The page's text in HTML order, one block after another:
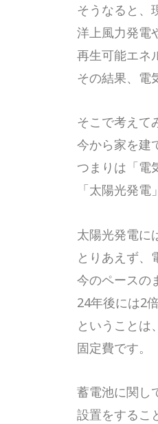
そうなると、
洋上風力発電
再生可能エネ
その結果、電
そこで考えて
今から家を建
つまりは「電
「太陽光発電
太陽光発電に
とりあえず、
今のペースの
24年後には2
ということは
固定費です。
蓄電池に関し
設置をするこ